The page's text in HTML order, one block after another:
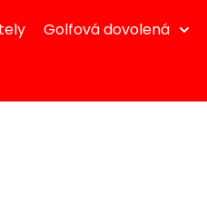
Golfová dovolená